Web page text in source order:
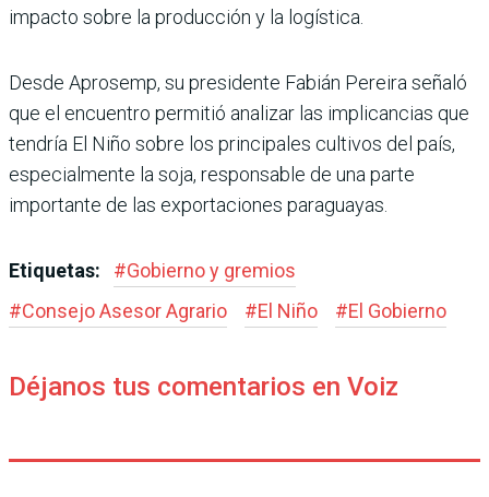
impacto sobre la produc­ción y la logística.
Desde Aprosemp, su presidente Fabián Pereira señaló
que el encuentro permitió ana­lizar las implicancias que
tendría El Niño sobre los principales cultivos del país,
especialmente la soja, responsable de una parte
importante de las exporta­ciones paraguayas.
Etiquetas: #Gobierno y gremios
#Consejo Asesor Agrario #El Niño #El Gobierno
Déjanos tus comentarios en Voiz